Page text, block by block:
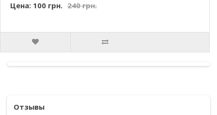
Цена: 100 грн. 240 грн.
Отзывы